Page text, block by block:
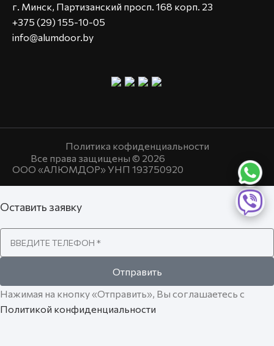
г. Минск, Партизанский просп. 168 корп. 23
+375 (29) 155-10-05
info@alumdoor.by
Все права защищены © 2026
ООО «АЛЮМДОР» УНП 193750920
Политика кофиденциальности
Оставить заявку
Отправить
Нажимая на кнопку «Отправить», Вы соглашаетесь с
Политикой конфиденциальности